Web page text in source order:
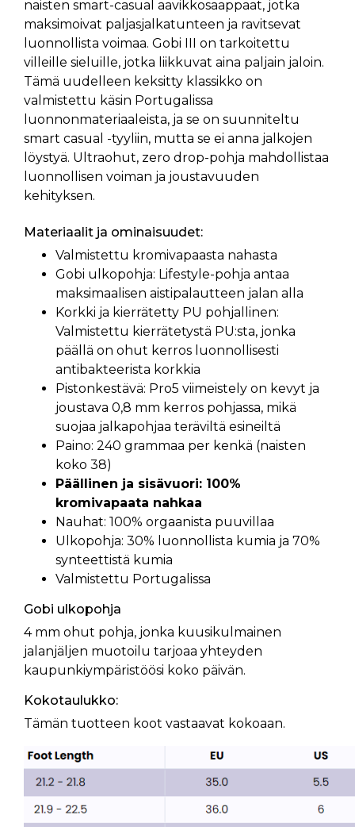
naisten smart-casual aavikkosaappaat, jotka
maksimoivat paljasjalkatunteen ja ravitsevat
luonnollista voimaa. Gobi III on tarkoitettu
villeille sieluille, jotka liikkuvat aina paljain jaloin.
Tämä uudelleen keksitty klassikko on
valmistettu käsin Portugalissa
luonnonmateriaaleista, ja se on suunniteltu
smart casual -tyyliin, mutta se ei anna jalkojen
löystyä. Ultraohut, zero drop-pohja mahdollistaa
luonnollisen voiman ja joustavuuden
kehityksen.
Materiaalit ja ominaisuudet:
Valmistettu kromivapaasta nahasta
Gobi ulkopohja: Lifestyle-pohja antaa
maksimaalisen aistipalautteen jalan alla
Korkki ja kierrätetty PU pohjallinen:
Valmistettu kierrätetystä PU:sta, jonka
päällä on ohut kerros luonnollisesti
antibakteerista korkkia
Pistonkestävä: Pro5 viimeistely on kevyt ja
joustava 0,8 mm kerros pohjassa, mikä
suojaa jalkapohjaa teräviltä esineiltä
Paino: 240 grammaa per kenkä (naisten
koko 38)
Päällinen ja sisävuori: 100%
kromivapaata nahkaa
Nauhat: 100% orgaanista puuvillaa
Ulkopohja: 30% luonnollista kumia ja 70%
synteettistä kumia
Valmistettu Portugalissa
Gobi ulkopohja
4 mm ohut pohja, jonka kuusikulmainen
jalanjäljen muotoilu tarjoaa yhteyden
kaupunkiympäristöösi koko päivän.
Kokotaulukko:
Tämän tuotteen koot vastaavat kokoaan.